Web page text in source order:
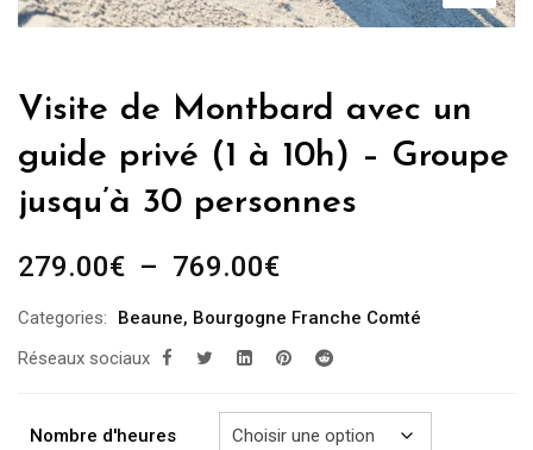
Visite de Montbard avec un
guide privé (1 à 10h) – Groupe
jusqu’à 30 personnes
279.00€ – 769.00€Plage
prix :
279.00€
769.00€
Categories: Beaune, Bourgogne Franche Comté
Réseaux sociaux
Nombre d'heures